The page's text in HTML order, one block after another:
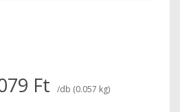
Ft
/db (0.057 kg)